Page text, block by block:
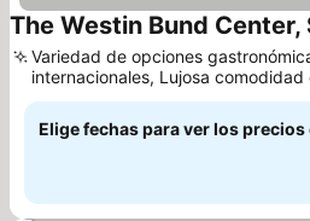
The Westin Bund Center,
Variedad de opciones
internacionales, Lujosa comodidad
cama Heavenly Bed
Elige fechas para ver los precios